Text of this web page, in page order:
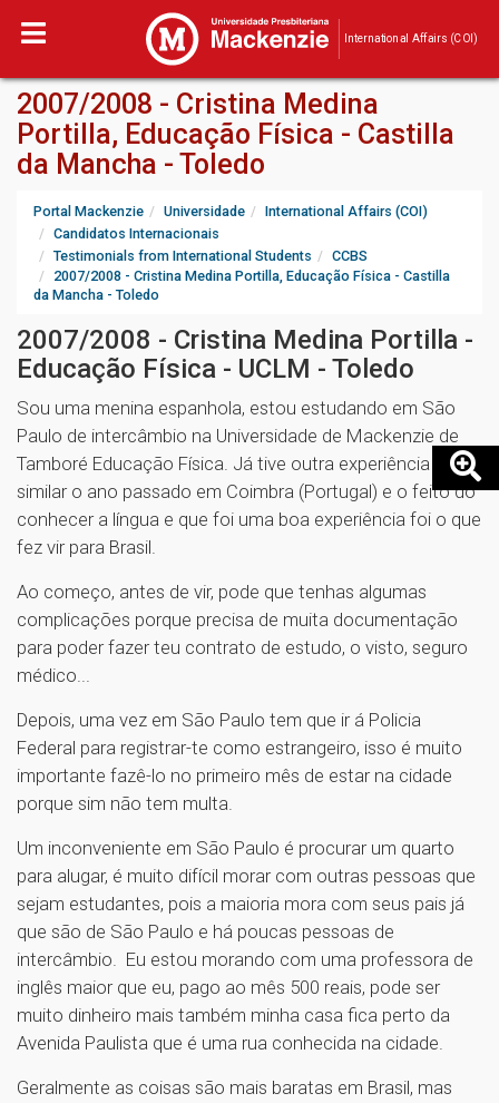
International Affairs (COI)
2007/2008 - Cristina Medina
Portilla, Educação Física - Castilla
da Mancha - Toledo
Portal Mackenzie Universidade
International Affairs (COI)
Candidatos Internacionais
Testimonials from International Students
CCBS
2007/2008 - Cristina Medina Portilla, Educação Física - Castilla
da Mancha - Toledo
2007/2008 - Cristina Medina Portilla -
Educação Física - UCLM - Toledo
Sou uma menina espanhola, estou estudando em São
Paulo de intercâmbio na Universidade de Mackenzie de
Tamboré Educação Física. Já tive outra experiência
similar o ano passado em Coimbra (Portugal) e o feito do
conhecer a língua e que foi uma boa experiência foi o que
fez vir para Brasil.
Ao começo, antes de vir, pode que tenhas algumas
complicações porque precisa de muita documentação
para poder fazer teu contrato de estudo, o visto, seguro
médico...
Depois, uma vez em São Paulo tem que ir á Policia
Federal para registrar-te como estrangeiro, isso é muito
importante fazê-lo no primeiro mês de estar na cidade
porque sim não tem multa.
Um inconveniente em São Paulo é procurar um quarto
para alugar, é muito difícil morar com outras pessoas que
sejam estudantes, pois a maioria mora com seus pais já
que são de São Paulo e há poucas pessoas de
intercâmbio. Eu estou morando com uma professora de
inglês maior que eu, pago ao mês 500 reais, pode ser
muito dinheiro mais também minha casa fica perto da
Avenida Paulista que é uma rua conhecida na cidade.
Geralmente as coisas são mais baratas em Brasil, mas